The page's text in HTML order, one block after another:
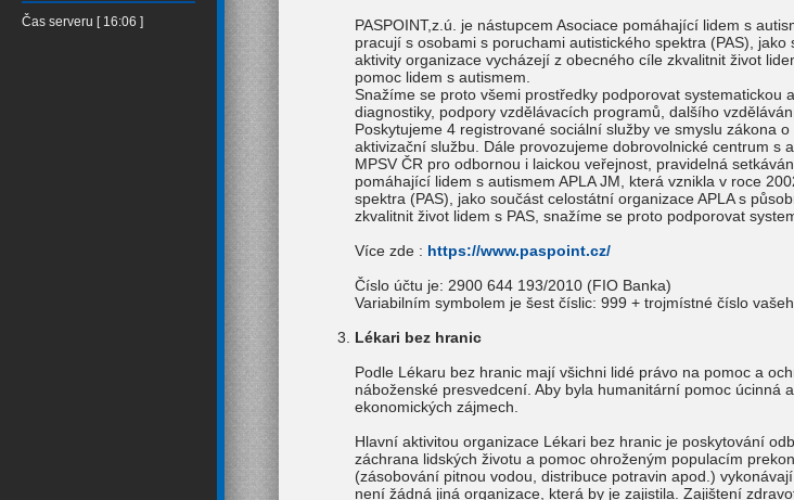
Čas serveru [ 16:06 ]
PASPOINT,z.ú. je nástupcem Asociace pomáhající lidem s
pracují s osobami s poruchami autistického spektra (PAS),
aktivity organizace vycházejí z obecného cíle zkvalitnit život
pomoc lidem s autismem.
Snažíme se proto všemi prostředky podporovat
diagnostiky, podpory vzdělávacích programů, dalšího
Poskytujeme 4 registrované sociální služby ve smyslu zákona
aktivizační službu. Dále provozujeme dobrovolnické centrum s
MPSV ČR pro odbornou i laickou veřejnost, pravidelná
pomáhající lidem s autismem APLA JM, která vznikla v roce
spektra (PAS), jako součást celostátní organizace APLA s
zkvalitnit život lidem s PAS, snažíme se proto podporovat
Více zde : https://www.paspoint.cz/
Číslo účtu je: 2900 644 193/2010 (FIO Banka)
Variabilním symbolem je šest číslic: 999 + trojmístné číslo
Lékari bez hranic
Podle Lékaru bez hranic mají všichni lidé právo na pomoc a
náboženské presvedcení. Aby byla humanitární pomoc
ekonomických zájmech.
Hlavní aktivitou organizace Lékari bez hranic je poskytování
záchrana lidských životu a pomoc ohroženým populacím
(zásobování pitnou vodou, distribuce potravin apod.)
není žádná jiná organizace, která by je zajistila. Zajištení